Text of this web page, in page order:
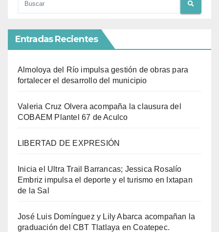
Entradas Recientes
Almoloya del Río impulsa gestión de obras para
fortalecer el desarrollo del municipio
Valeria Cruz Olvera acompaña la clausura del
COBAEM Plantel 67 de Aculco
LIBERTAD DE EXPRESIÓN
Inicia el Ultra Trail Barrancas; Jessica Rosalío
Embriz impulsa el deporte y el turismo en Ixtapan
de la Sal
José Luis Domínguez y Lily Abarca acompañan la
graduación del CBT Tlatlaya en Coatepec.